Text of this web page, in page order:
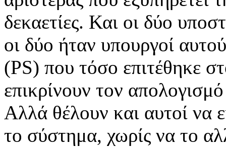
δεκαετίες. Και οι δύο
οι δύο ήταν υπουργοί
(PS) που τόσο επιτέθηκε
επικρίνουν τον
Αλλά θέλουν και αυτοί να
το σύστημα, χωρίς να το